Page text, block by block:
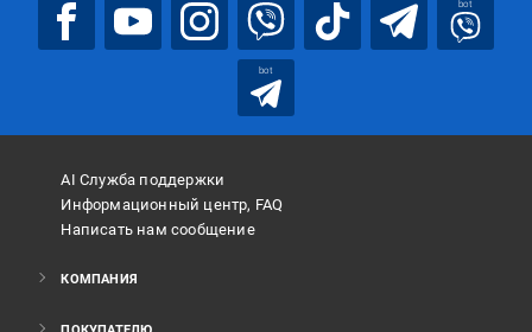
bot
bot
AI Служба поддержки
Информационный центр, FAQ
Написать нам сообщение
КОМПАНИЯ